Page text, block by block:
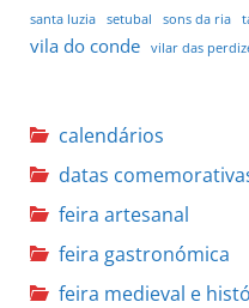
santa luzia setubal sons da ria
vila do conde vilar das
calendários
datas
feira artesanal
feira gastronómica
feira medieval e